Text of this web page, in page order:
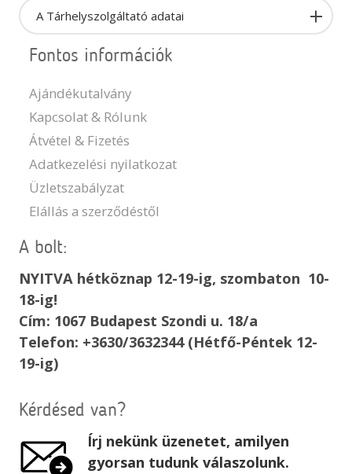
A Tárhelyszolgáltató adatai
Fontos információk
Ajándékutalvány
Kapcsolat & Rólunk
Átvétel & Fizetés
Adatkezelési nyilatkozat
Üzletszabályzat
Elállás a szerződéstől
A bolt:
NYITVA hétköznap 12-19-ig, szombaton 10-
18-ig!
Cím: 1067 Budapest Szondi u. 18/a
Telefon: +3630/3632344 (Hétfő-Péntek 12-
19-ig)
Kérdésed van?
Írj nekünk üzenetet, amilyen
gyorsan tudunk válaszolunk.